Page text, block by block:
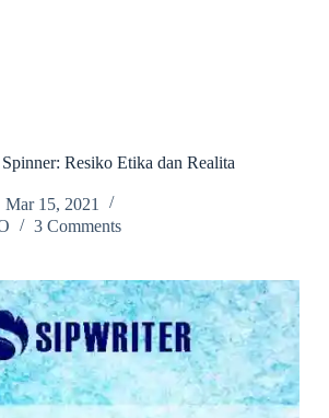
Resiko Etika dan Realita
Mar 15, 2021
3 Comments